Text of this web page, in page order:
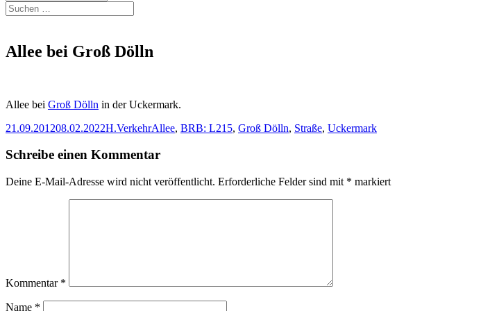
Suchen
nach:
Allee bei Groß Dölln
Allee bei Groß Dölln in der Uckermark.
Veröffentlicht
21.09.201208.02.2022Autor
H.Kategorien
VerkehrSchlagwörter
Allee, BRB: L215, Groß Dölln, Straße, Uckermark
Schreibe einen Kommentar
Deine E-Mail-Adresse wird nicht veröffentlicht. Erforderliche Felder sind mit * markiert
Kommentar *
Name *